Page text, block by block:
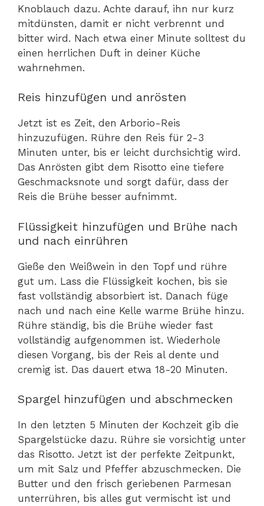
Knoblauch dazu. Achte darauf, ihn nur kurz
mitdünsten, damit er nicht verbrennt und
bitter wird. Nach etwa einer Minute solltest du
einen herrlichen Duft in deiner Küche
wahrnehmen.
Reis hinzufügen und anrösten
Jetzt ist es Zeit, den Arborio-Reis
hinzuzufügen. Rühre den Reis für 2-3
Minuten unter, bis er leicht durchsichtig wird.
Das Anrösten gibt dem Risotto eine tiefere
Geschmacksnote und sorgt dafür, dass der
Reis die Brühe besser aufnimmt.
Flüssigkeit hinzufügen und Brühe nach
und nach einrühren
Gieße den Weißwein in den Topf und rühre
gut um. Lass die Flüssigkeit kochen, bis sie
fast vollständig absorbiert ist. Danach füge
nach und nach eine Kelle warme Brühe hinzu.
Rühre ständig, bis die Brühe wieder fast
vollständig aufgenommen ist. Wiederhole
diesen Vorgang, bis der Reis al dente und
cremig ist. Das dauert etwa 18-20 Minuten.
Spargel hinzufügen und abschmecken
In den letzten 5 Minuten der Kochzeit gib die
Spargelstücke dazu. Rühre sie vorsichtig unter
das Risotto. Jetzt ist der perfekte Zeitpunkt,
um mit Salz und Pfeffer abzuschmecken. Die
Butter und den frisch geriebenen Parmesan
unterrühren, bis alles gut vermischt ist und